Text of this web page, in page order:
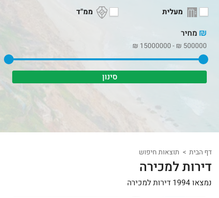
מעלית
ממ"ד
₪ מחיר
500000
₪
-
15000000
₪
דף הבית תוצאות חיפוש
דירות למכירה
נמצאו 1994 דירות למכירה